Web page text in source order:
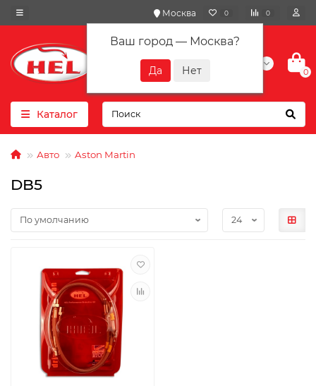
Москва
Ваш город — Москва?
0 0
+7(901) 417-10-01
0
Каталог
Авто Aston Martin
DB5